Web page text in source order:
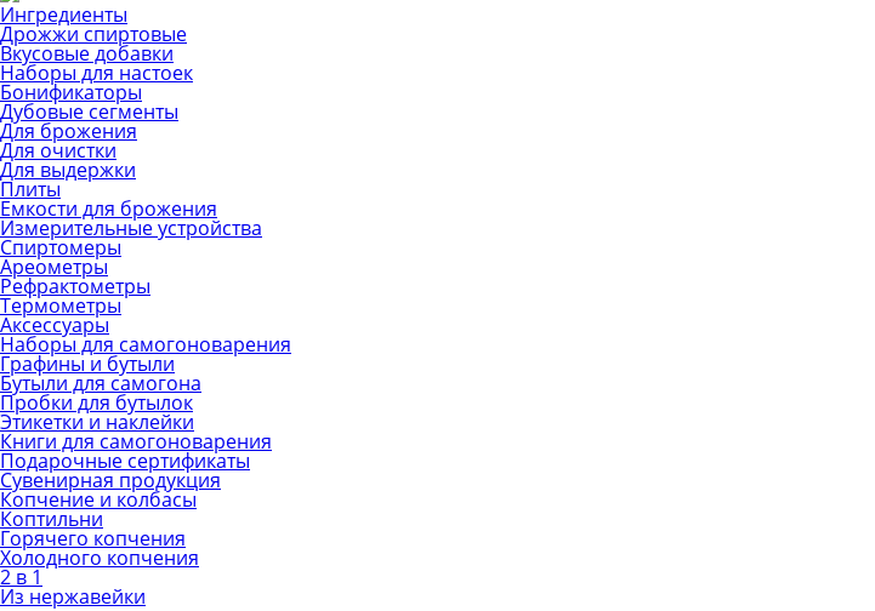
Ингредиенты
Дрожжи спиртовые
Вкусовые добавки
Наборы для настоек
Бонификаторы
Дубовые сегменты
Для брожения
Для очистки
Для выдержки
Плиты
Емкости для брожения
Измерительные устройства
Спиртомеры
Ареометры
Рефрактометры
Термометры
Аксессуары
Наборы для самогоноварения
Графины и бутыли
Бутыли для самогона
Пробки для бутылок
Этикетки и наклейки
Книги для самогоноварения
Подарочные сертификаты
Сувенирная продукция
Копчение и колбасы
Коптильни
Горячего копчения
Холодного копчения
2 в 1
Из нержавейки